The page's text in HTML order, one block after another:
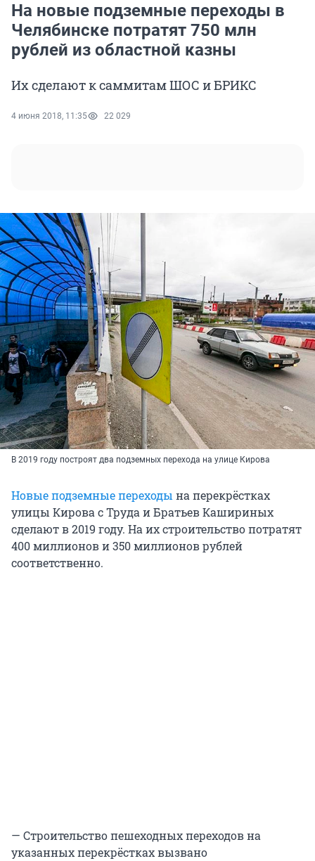
На новые подземные переходы в
Челябинске потратят 750 млн
рублей из областной казны
Их сделают к саммитам ШОС и БРИКС
4 июня 2018, 11:35 22 029
В 2019 году построят два подземных перехода на улице Кирова
Новые подземные переходы на перекрёстках
улицы Кирова с Труда и Братьев Кашириных
сделают в 2019 году. На их строительство потратят
400 миллионов и 350 миллионов рублей
соответственно.
— Строительство пешеходных переходов на
указанных перекрёстках вызвано